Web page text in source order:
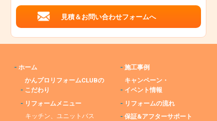
見積＆お問い合わせフォームへ
- ホーム
-
かんプロリフォームCLUBの
こだわり
- リフォームメニュー
キッチン、ユニットバス
-施工事例
-
キャンペーン・
イベント情報
- リフォームの流れ
-保証&アフターサポート